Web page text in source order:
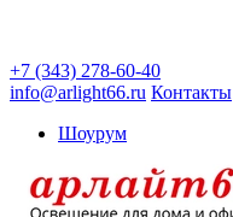
+7 (343) 278-60-40
info@arlight66.ru Контакты
Шоурум